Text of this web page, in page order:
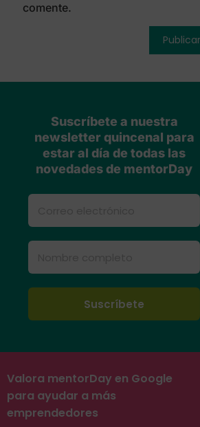
comente.
Suscríbete a nuestra
newsletter quincenal para
estar al día de todas las
novedades de mentorDay
Valora mentorDay en Google
para ayudar a más
emprendedores